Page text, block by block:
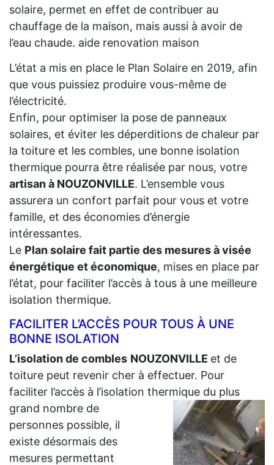
solaire, permet en effet de contribuer au
chauffage de la maison, mais aussi à avoir de
l’eau chaude. aide renovation maison
L’état a mis en place le Plan Solaire en 2019, afin
que vous puissiez produire vous-même de
l’électricité.
Enfin, pour optimiser la pose de panneaux
solaires, et éviter les déperditions de chaleur par
la toiture et les combles, une bonne isolation
thermique pourra être réalisée par nous, votre
artisan à NOUZONVILLE. L’ensemble vous
assurera un confort parfait pour vous et votre
famille, et des économies d’énergie
intéressantes.
Le Plan solaire fait partie des mesures à visée
énergétique et économique, mises en place par
l’état, pour faciliter l’accès à tous à une meilleure
isolation thermique.
FACILITER L’ACCÈS POUR TOUS À UNE
BONNE ISOLATION
L’isolation de combles NOUZONVILLE et de
toiture peut revenir cher à effectuer. Pour
faciliter l’accès à l’isolation thermique du plus
grand nombre de
personnes possible, il
existe désormais des
mesures permettant